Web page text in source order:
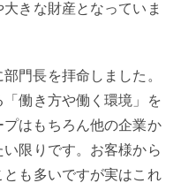
きな財産となっていま
門長を拝命しました。
働き方や働く環境」を
はもちろん他の企業か
限りです。お客様から
も多いですが実はこれ